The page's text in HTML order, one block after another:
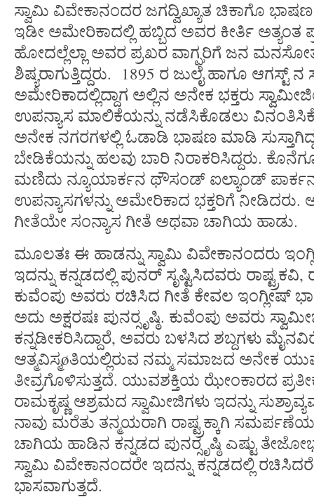
ಸ್ವಾಮಿ ವಿವೇಕಾನಂದರ ಜಗದ್ವಿಖ್ಯಾತ ಚಿಕಾಗೊ
ಇಡೀ ಅಮೇರಿಕಾದಲ್ಲಿ ಹಬ್ಬಿದ ಅವರ ಕೀರ್ತಿ ಅತ್ಯಂತ
ಹೋದಲ್ಲೆಲ್ಲಾ ಅವರ ಪ್ರಖರ ವಾಗ್ಘರಿಗೆ ಜನ
ಶಿಷ್ಯರಾಗುತ್ತಿದ್ದರು. 1895 ರ ಜುಲೈ ಹಾಗೂ
ಅಮೇರಿಕಾದಲ್ಲಿದ್ದಾಗ ಅಲ್ಲಿನ ಅನೇಕ ಭಕ್ತರು
ಉಪನ್ಯಾಸ ಮಾಲಿಕೆಯನ್ನು ನಡೆಸಿಕೊಡಲು
ಅನೇಕ ನಗರಗಳಲ್ಲಿ ಓಡಾಡಿ ಭಾಷಣ ಮಾಡಿ
ಬೇಡಿಕೆಯನ್ನು ಹಲವು ಬಾರಿ ನಿರಾಕರಿಸಿದ್ದರು.
ಮಣಿದು ನ್ಯೂಯಾರ್ಕನ ಥೌಸಂಡ್ ಐಲ್ಯಾಂಡ್
ಉಪನ್ಯಾಸಗಳನ್ನು ಅಮೇರಿಕಾದ ಭಕ್ತರಿಗೆ
ಗೀತೆಯೇ ಸಂನ್ಯಾಸ ಗೀತೆ ಅಥವಾ ಚಾಗಿಯ ಹಾಡು.
ಮೂಲತಃ ಈ ಹಾಡನ್ನು ಸ್ವಾಮಿ ವಿವೇಕಾನಂದರು
ಇದನ್ನು ಕನ್ನಡದಲ್ಲಿ ಪುನರ್ ಸೃಷ್ಟಿಸಿದವರು
ಕುವೆಂಪು ಅವರು ರಚಿಸಿದ ಗೀತೆ ಕೇವಲ ಇಂಗ್ಲೀಷ್
ಅದು ಅಕ್ಷರಷಃ ಪುನರ್‍ಸೃಷ್ಠಿ. ಕುವೆಂಪು ಅವರು
ಕನ್ನಡೀಕರಿಸಿದ್ದಾರೆ, ಅವರು ಬಳಸಿದ ಶಬ್ದಗಳು
ಆತ್ಮವಿಸ್ಮøತಿಯಲ್ಲಿರುವ ನಮ್ಮ ಸಮಾಜದ ಅನೇಕ
ತೀವ್ರಗೊಳಿಸುತ್ತದೆ. ಯುವಶಕ್ತಿಯ ಝೇಂಕಾರದ
ರಾಮಕೃಷ್ಣ ಆಶ್ರಮದ ಸ್ವಾಮೀಜಿಗಳು ಇದನ್ನು
ನಾವು ಮರೆತು ತನ್ಮಯರಾಗಿ ರಾಷ್ಟ್ರಕ್ಕಾಗಿ ಸಮರ್ಪಣೆಯ
ಚಾಗಿಯ ಹಾಡಿನ ಕನ್ನಡದ ಪುನರ್‍ಸೃಷ್ಠಿ ಎಷ್ಟು
ಸ್ವಾಮಿ ವಿವೇಕಾನಂದರೇ ಇದನ್ನು ಕನ್ನಡದಲ್ಲಿ
ಭಾಸವಾಗುತ್ತದೆ.